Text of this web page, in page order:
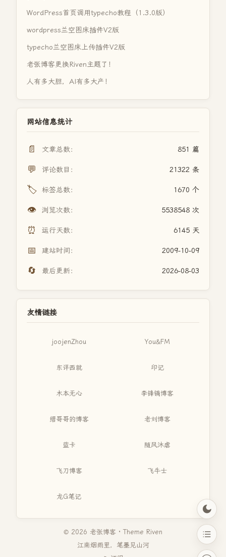
WordPress首页调用typecho教程（1.3.0版）
wordpress兰空图床插件V2版
typecho兰空图床上传插件V2版
老张博客更换Riven主题了！
人有多大胆，AI有多大产！
网站信息统计
📄 文章总数： 851 篇
💬 评论数目： 21322 条
🏷️ 标签总数： 1670 个
👁️ 浏览次数： 5538548 次
⏰ 运行天数： 6145 天
📅 建站时间： 2009-10-09
🔄 最后更新： 2026-08-03
友情链接
joojenZhou You&FM
东评西就 印记
木本无心 李锋镝博客
缙哥哥的博客 老刘博客
蓝卡 随风沐虐
飞刀博客 飞牛士
龙G笔记
© 2026 老张博客 · Theme Riven
江南烟雨里，笔墨见山河